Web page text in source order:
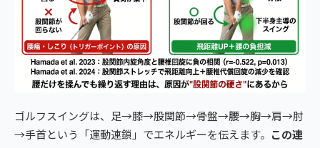
ゴルフスイングは、足→膝→股関節→骨盤→腰→胸→肩→肘
→手首という「運動連鎖」でエネルギーを伝えます。 この連